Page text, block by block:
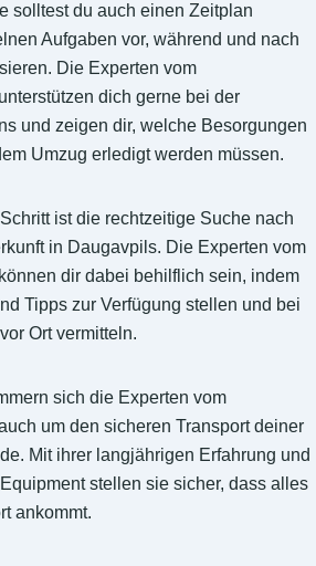
solltest du auch einen Zeitplan
Aufgaben vor, während und nach
Die Experten vom
dich gerne bei der
und zeigen dir, welche Besorgungen
Umzug erledigt werden müssen.
ist die rechtzeitige Suche nach
in Daugavpils. Die Experten vom
dir dabei behilflich sein, indem
Tipps zur Verfügung stellen und bei
Ort vermitteln.
sich die Experten vom
um den sicheren Transport deiner
Mit ihrer langjährigen Erfahrung und
stellen sie sicher, dass alles
ankommt.